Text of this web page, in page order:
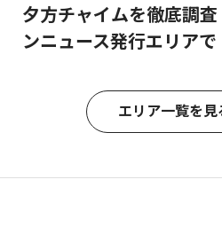
夕方チャイムを徹底調
ンニュース発行エリアで
エリア一覧を見